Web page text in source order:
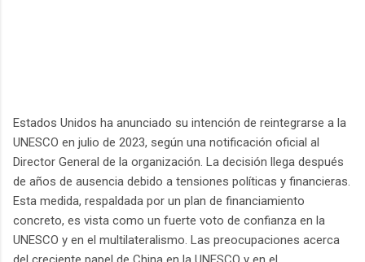
Estados Unidos ha anunciado su intención de reintegrarse a la
UNESCO en julio de 2023, según una notificación oficial al
Director General de la organización. La decisión llega después
de años de ausencia debido a tensiones políticas y financieras.
Esta medida, respaldada por un plan de financiamiento
concreto, es vista como un fuerte voto de confianza en la
UNESCO y en el multilateralismo. Las preocupaciones acerca